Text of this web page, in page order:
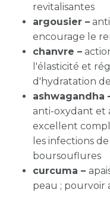
revitalisantes
argousier –
encourage le
chanvre –
l'élasticité et
d'hydratation
ashwagandha
anti-oxydant et
excellent
les infections
boursouflures
curcuma –
peau ; pourvoir